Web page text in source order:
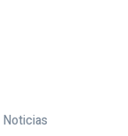
Noticias